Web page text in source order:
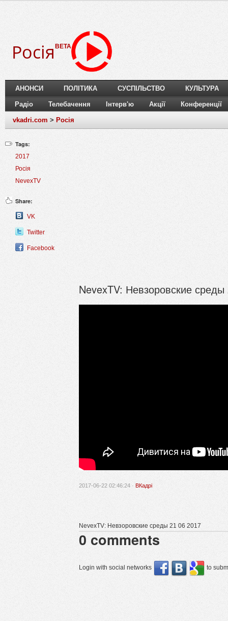
Росія BETA
АНОНСИ ПОЛІТИКА СУСПІЛЬСТВО КУЛЬТУРА
Радіо Телебачення Інтерв'ю Акції Конференції
vkadri.com > Росія
Tags:
2017
Росія
NevexTV
Share:
VK
Twitter
Facebook
NevexTV: Невзоровские
2017-06-22 02:46:24 · ВКадрі
NevexTV: Невзоровские среды 21 06 2017
0 comments
Login with social networks to